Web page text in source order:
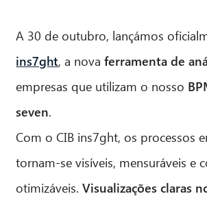
A 30 de outubro, lançámos
ins7ght, a novaferramenta de
empresas que utilizam o nosso
seven.
Com o CIB ins7ght, os processos
tornam-se visíveis, mensuráveis e
otimizáveis.Visualizações claras